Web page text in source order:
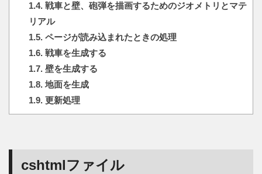
1.4.戦車と壁、砲弾を描画するためのジオメトリとマテ
リアル
1.5.ページが読み込まれたときの処理
1.6.戦車を生成する
1.7.壁を生成する
1.8.地面を生成
1.9.更新処理
cshtmlファイル